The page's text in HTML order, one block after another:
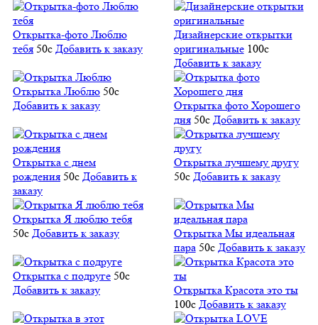
Открытка-фото Люблю
тебя 50c Добавить к заказу
Дизайнерские открытки
оригинальные 100c
Добавить к заказу
Открытка Люблю 50c
Добавить к заказу
Открытка фото Хорошего
дня 50c Добавить к заказу
Открытка с днем
рождения 50c Добавить к
заказу
Открытка лучшему другу
50c Добавить к заказу
Открытка Я люблю тебя
50c Добавить к заказу
Открытка Мы идеальная
пара 50c Добавить к заказу
Открытка с подруге 50c
Добавить к заказу
Открытка Красота это ты
100c Добавить к заказу